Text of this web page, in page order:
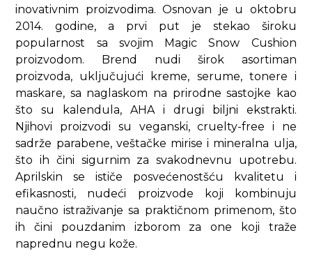
inovativnim proizvodima. Osnovan je u oktobru
2014. godine, a prvi put je stekao široku
popularnost sa svojim Magic Snow Cushion
proizvodom. Brend nudi širok asortiman
proizvoda, uključujući kreme, serume, tonere i
maskare, sa naglaskom na prirodne sastojke kao
što su kalendula, AHA i drugi biljni ekstrakti.
Njihovi proizvodi su veganski, cruelty-free i ne
sadrže parabene, veštačke mirise i mineralna ulja,
što ih čini sigurnim za svakodnevnu upotrebu.
Aprilskin se ističe posvećenostšću kvalitetu i
efikasnosti, nudeći proizvode koji kombinuju
naučno istraživanje sa praktičnom primenom, što
ih čini pouzdanim izborom za one koji traže
naprednu negu kože.